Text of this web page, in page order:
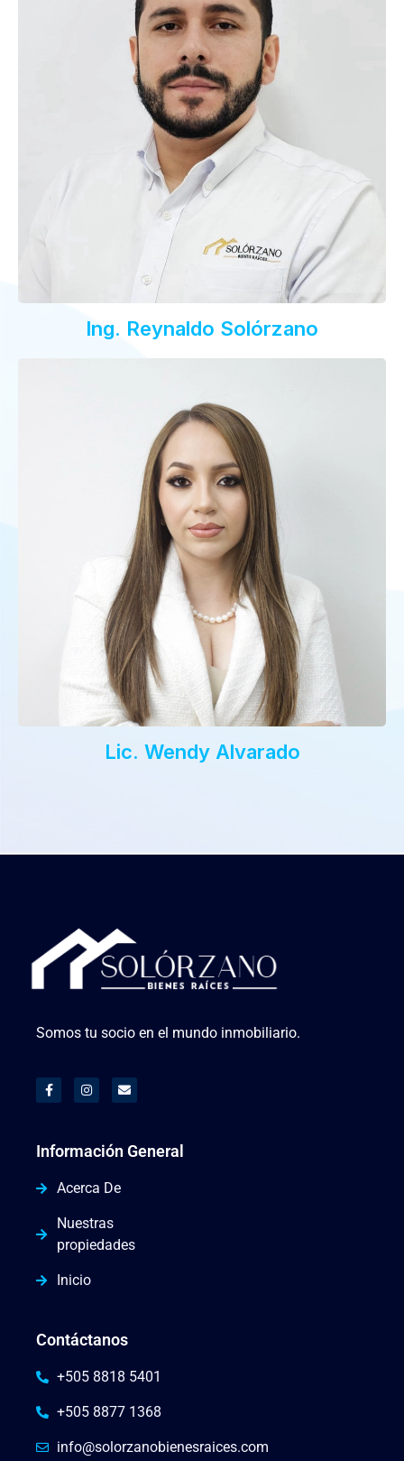
Ing. Reynaldo Solórzano
Lic. Wendy Alvarado
Somos tu socio en el mundo inmobiliario.
Información General
Acerca De
Nuestras
propiedades
Inicio
Contáctanos
+505 8818 5401
+505 8877 1368
info@solorzanobienesraices.com